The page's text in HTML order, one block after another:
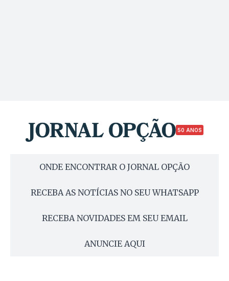
50 ANOS
ONDE ENCONTRAR O JORNAL OPÇÃO
RECEBA AS NOTÍCIAS NO SEU WHATSAPP
RECEBA NOVIDADES EM SEU EMAIL
ANUNCIE AQUI